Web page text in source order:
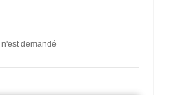
demandé